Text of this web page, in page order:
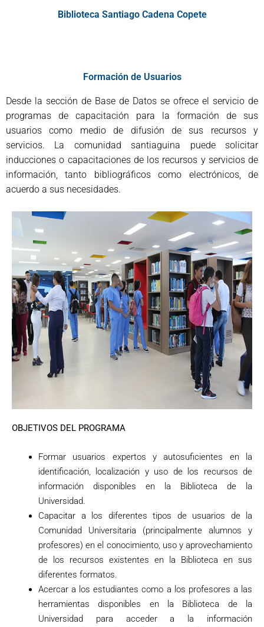
Biblioteca Santiago Cadena Copete
Formación de Usuarios
Desde la sección de Base de Datos se ofrece el servicio de
programas de capacitación para la formación de sus
usuarios como medio de difusión de sus recursos y
servicios. La comunidad santiaguina puede solicitar
inducciones o capacitaciones de los recursos y servicios de
información, tanto bibliográficos como electrónicos, de
acuerdo a sus necesidades.
OBJETIVOS DEL PROGRAMA
Formar usuarios expertos y autosuficientes en la
identificación, localización y uso de los recursos de
información disponibles en la Biblioteca de la
Universidad.
Capacitar a los diferentes tipos de usuarios de la
Comunidad Universitaria (principalmente alumnos y
profesores) en el conocimiento, uso y aprovechamiento
de los recursos existentes en la Biblioteca en sus
diferentes formatos.
Acercar a los estudiantes como a los profesores a las
herramientas disponibles en la Biblioteca de la
Universidad para acceder a la información